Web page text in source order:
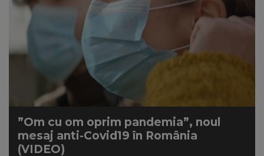
”Om cu om oprim pandemia”, noul
mesaj anti-Covid19 în România
(VIDEO)